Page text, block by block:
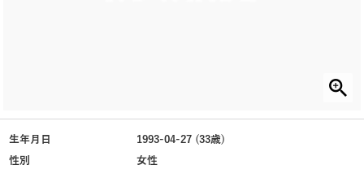
生年月日
1993-04-27 (33歳)
性別
女性